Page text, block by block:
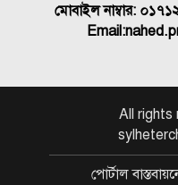
মোবাইল নাম্বার:
Email:
All
পোর্টাল